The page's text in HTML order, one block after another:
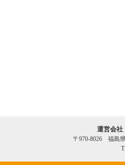
運営会
〒970-8026 福島